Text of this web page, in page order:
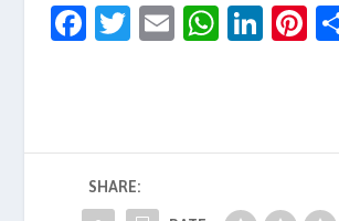
F
b
o
T
E
W
A
p
Li
dI
n
Pi
t
SHARE: